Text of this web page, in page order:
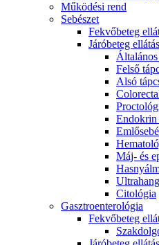
Működési rend
Sebészet
Fekvőbeteg
Járóbeteg ellátás
Általános
Felső
Alsó
Endokrin
Máj- és
Citológia
Gasztroenterológia
Fekvőbeteg